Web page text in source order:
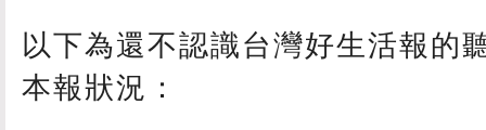
以下為還不認識台灣好生活報的
本報狀況：